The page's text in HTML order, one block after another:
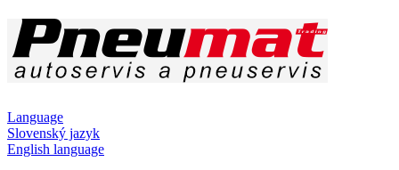
Language
Slovenský jazyk
English language